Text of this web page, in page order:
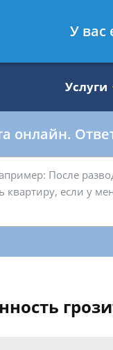
8 812 509-27-47
Услуги
онлайн.
У вас